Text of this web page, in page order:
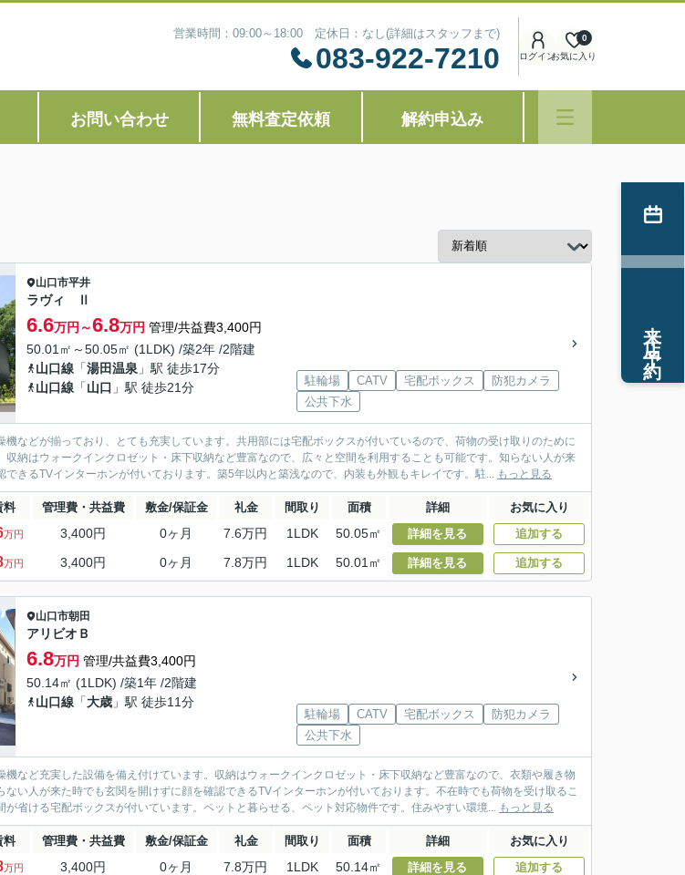
営業時間：09:00～18:00 定休日：なし(詳細はスタッフまで)
083-922-7210 ログインお気に入り
0
お問い合わせ 無料査定依頼 解約申込み
山口市平井
ラヴィ Ⅱ
6.6万円～6.8万円 管理/共益費3,400円
50.01㎡～50.05㎡ (1LDK) /築2年 /2階建
山口線 「湯田温泉 」駅 徒歩17分
山口線 「山口 」駅 徒歩21分 駐輪場 CATV 宅配ボックス
防犯カメラ
公共下水
機などが揃っており、とても充実しています。共用部には宅配ボックスが付いているので、荷物の受け取りのために
収納はウォークインクロゼット・床下収納など豊富なので、広々と空間を利用することも可能です。知らない人が来
できるTVインターホンが付いております。築5年以内と築浅なので、内装も外観もキレイです。駐... もっと見る
料 管理費・共益費 敷金/保証金 礼金 間取り 面積 詳細 お気に入り
万円 3,400円 0ヶ月 7.6万円 1LDK 50.05㎡ 詳細を見る 追加する
万円 3,400円 0ヶ月 7.8万円 1LDK 50.01㎡ 詳細を見る 追加する
山口市朝田
アリビオＢ
6.8万円 管理/共益費3,400円
50.14㎡ (1LDK) /築1年 /2階建
山口線 「大歳 」駅 徒歩11分
駐輪場 CATV 宅配ボックス
防犯カメラ
公共下水
機など充実した設備を備え付けています。収納はウォークインクロゼット・床下収納など豊富なので、衣類や履き物
い人が来た時でも玄関を開けずに顔を確認できるTVインターホンが付いております。不在時でも荷物を受け取るこ
が省ける宅配ボックスが付いています。ペットと暮らせる、ペット対応物件です。住みやすい環境... もっと見る
料 管理費・共益費 敷金/保証金 礼金 間取り 面積 詳細 お気に入り
万円 3,400円 0ヶ月 7.8万円 1LDK 50.14㎡ 詳細を見る 追加する
来店予約